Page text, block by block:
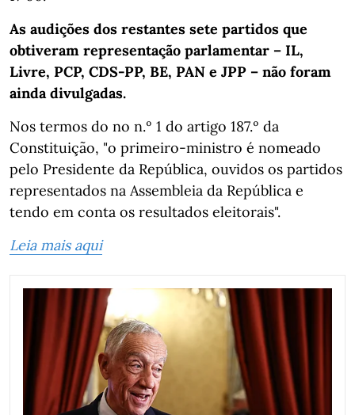
As audições dos restantes sete partidos que
obtiveram representação parlamentar – IL,
Livre, PCP, CDS-PP, BE, PAN e JPP – não foram
ainda divulgadas.
Nos termos do no n.º 1 do artigo 187.º da
Constituição, "o primeiro-ministro é nomeado
pelo Presidente da República, ouvidos os partidos
representados na Assembleia da República e
tendo em conta os resultados eleitorais".
Leia mais aqui